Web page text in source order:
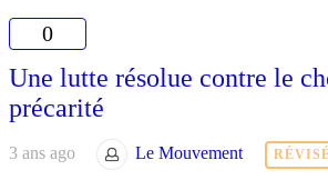
0
Une lutte résolue contre le
précarité
3 ans ago Le Mouvement